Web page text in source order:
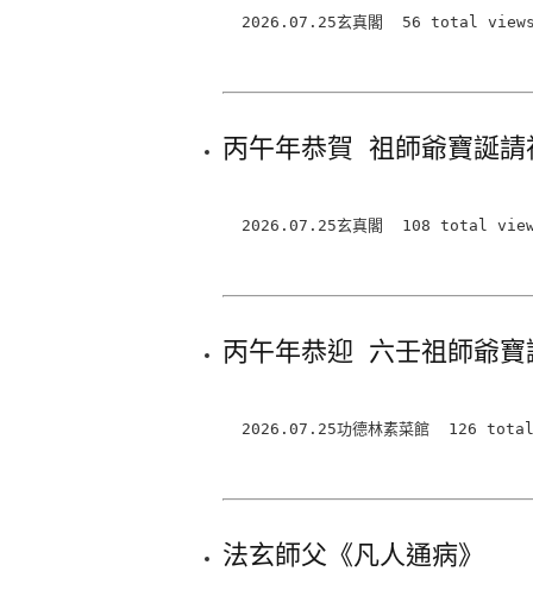
2026.07.25玄真閣 56 total
丙午年恭賀 祖師爺寶誕請
2026.07.25玄真閣 108 total
丙午年恭迎 六壬祖師爺寶
2026.07.25功德林素菜館 126
法玄師父《凡人通病》